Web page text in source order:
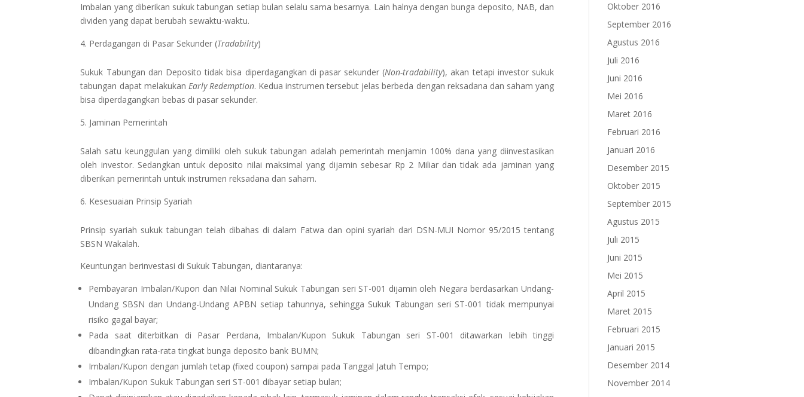
Imbalan yang diberikan sukuk tabungan setiap bulan selalu sama besarnya. Lain halnya dengan bunga deposito, NAB, dan
dividen yang dapat berubah sewaktu-waktu.
Perdagangan di Pasar Sekunder (Tradability)
Sukuk Tabungan dan Deposito tidak bisa diperdagangkan di pasar sekunder (Non-tradability), akan tetapi investor sukuk
tabungan dapat melakukan Early Redemption. Kedua instrumen tersebut jelas berbeda dengan reksadana dan saham yang
bisa diperdagangkan bebas di pasar sekunder.
Jaminan Pemerintah
Salah satu keunggulan yang dimiliki oleh sukuk tabungan adalah pemerintah menjamin 100% dana yang diinvestasikan
oleh investor. Sedangkan untuk deposito nilai maksimal yang dijamin sebesar Rp 2 Miliar dan tidak ada jaminan yang
diberikan pemerintah untuk instrumen reksadana dan saham.
Kesesuaian Prinsip Syariah
Prinsip syariah sukuk tabungan telah dibahas di dalam Fatwa dan opini syariah dari DSN-MUI Nomor 95/2015 tentang
SBSN Wakalah.
Keuntungan berinvestasi di Sukuk Tabungan, diantaranya:
Pembayaran Imbalan/Kupon dan Nilai Nominal Sukuk Tabungan seri ST-001 dijamin oleh Negara berdasarkan Undang-
Undang SBSN dan Undang-Undang APBN setiap tahunnya, sehingga Sukuk Tabungan seri ST-001 tidak mempunyai
risiko gagal bayar;
Pada saat diterbitkan di Pasar Perdana, Imbalan/Kupon Sukuk Tabungan seri ST-001 ditawarkan lebih tinggi
dibandingkan rata-rata tingkat bunga deposito bank BUMN;
Imbalan/Kupon dengan jumlah tetap (fixed coupon) sampai pada Tanggal Jatuh Tempo;
Imbalan/Kupon Sukuk Tabungan seri ST-001 dibayar setiap bulan;
Oktober 2016
September 2016
Agustus 2016
Juli 2016
Juni 2016
Mei 2016
Maret 2016
Februari 2016
Januari 2016
Desember 2015
Oktober 2015
September 2015
Agustus 2015
Juli 2015
Juni 2015
Mei 2015
April 2015
Maret 2015
Februari 2015
Januari 2015
Desember 2014
November 2014